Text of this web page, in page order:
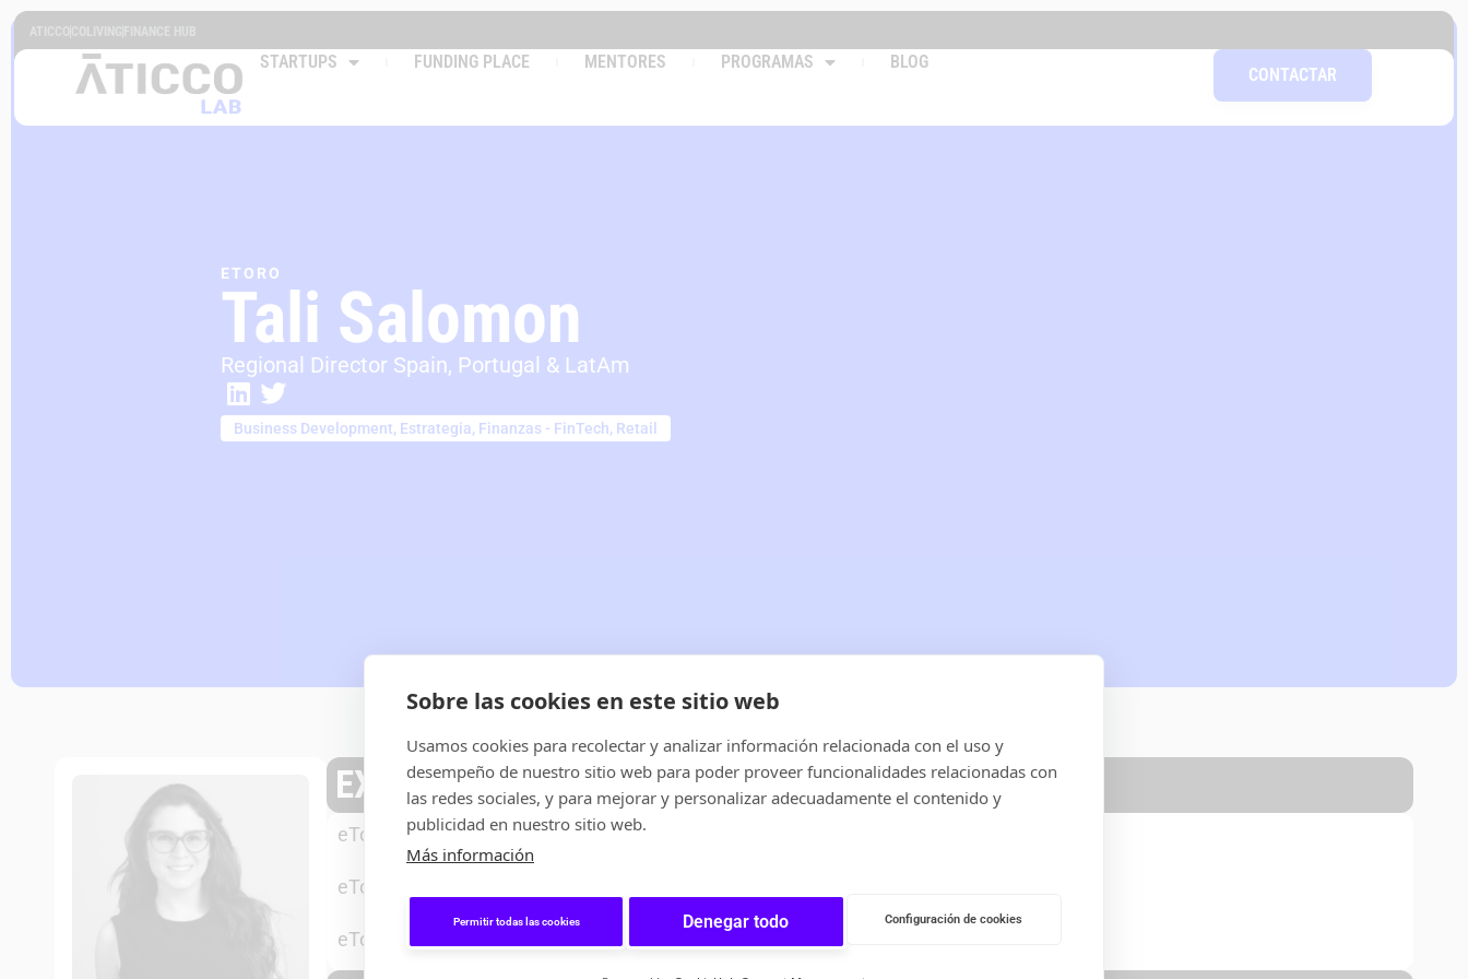
ATICCO COLIVING FINANCE HUB
STARTUPS FUNDING PLACE MENTORES PROGRAMAS BLOG
CONTACTAR
ETORO
Tali Salomon
Regional Director Spain, Portugal & LatAm
Business Development, Estrategia, Finanzas - FinTech, Retail
EXPERIENCIA PREVIA
eToro –SENIOR ACCOUNT MANAGER
eToro
eToro SPANISH & PORTUGUESE REGIONAL MANAGER
Sobre las cookies en este sitio web
Usamos cookies para recolectar y analizar información relacionada con el uso y
desempeño de nuestro sitio web para poder proveer funcionalidades relacionadas con
las redes sociales, y para mejorar y personalizar adecuadamente el contenido y
publicidad en nuestro sitio web.
Más información
Permitir todas las cookies Denegar todo Configuración de cookies